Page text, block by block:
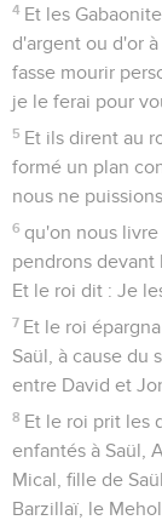
4 Et les
d'argent ou d'or
fasse mourir
je le ferai pour
5 Et ils dirent au
formé un plan
nous ne
6 qu'on nous livre
pendrons devant
Et le roi dit : Je
7 Et le roi
Saül, à cause du
entre David et
8 Et le roi prit les
enfantés à Saül,
Mical, fille de
Barzillaï, le